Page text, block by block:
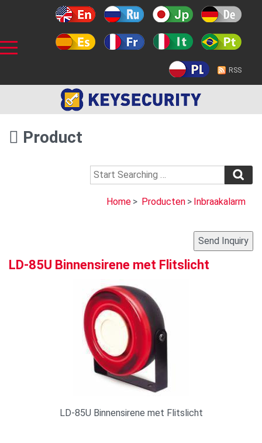
RSS
Product
Home > Producten > Inbraakalarm
LD-85U Binnensirene met Flitslicht
LD-85U Binnensirene met Flitslicht